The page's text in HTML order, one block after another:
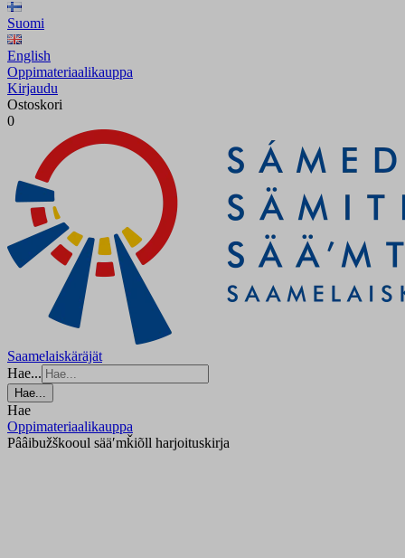
Suomi
English
Oppimateriaalikauppa
Kirjaudu
Ostoskori
0
Saamelaiskäräjät
Hae...
Hae...
Hae
Oppimateriaalikauppa
Pââibužškooul sääʹmǩiõll harjoituskirja